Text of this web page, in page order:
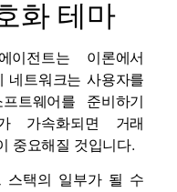
화 테마
전트는 이론에서
네트워크는 사용자를
트웨어를 준비하기
가속화되면 거래
중요해질 것입니다.
스택의 일부가 될 수